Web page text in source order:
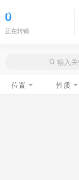
0
正在转铺
位置 性质